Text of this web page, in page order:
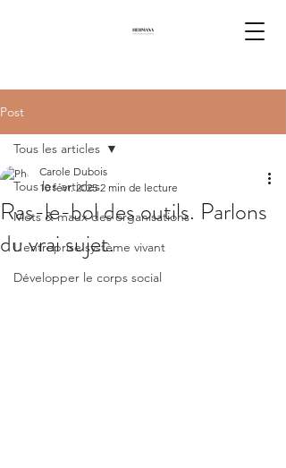
Post
Tous les articles
Mots & maux des organisations
L'entreprise système vivant
Développer le corps social
Tous les articles
Ras-le-bol des outils. Parlons
du vrai sujet.
Carole Dubois
10 févr. 2025 2 min de lecture